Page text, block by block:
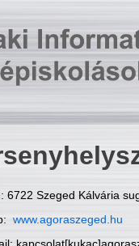
6722 Szeged Kálvária
www.agoraszeged.hu